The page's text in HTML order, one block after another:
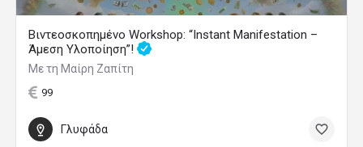
Βιντεοσκοπημένο Workshop: “Instant Manifestation –
Άμεση Υλοποίηση”!
Με τη Μαίρη Ζαπίτη
99
Γλυφάδα